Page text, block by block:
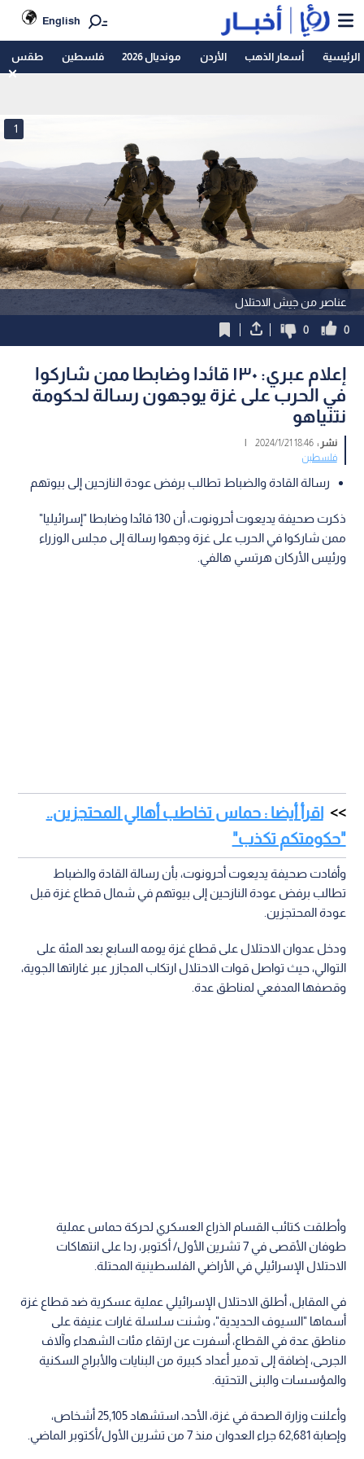
English
الرئيسية أسعار الذهب الأردن مونديال 2026 فلسطين طقس
عناصر من جيش الاحتلال
1
0
0
إعلام عبري: ١٣٠ قائدا وضابطا ممن شاركوا
في الحرب على غزة يوجهون رسالة لحكومة
نتنياهو
نشر :18:46 2024/1/21
|
فلسطين
رسالة القادة والضباط تطالب برفض عودة النازحين إلى بيوتهم
ذكرت صحيفة يديعوت أحرونوت، أن 130 قائدا وضابطا "إسرائيليا"
ممن شاركوا في الحرب على غزة وجهوا رسالة إلى مجلس الوزراء
ورئيس الأركان هرتسي هالفي.
اقرأ أيضا : حماس تخاطب أهالي المحتجزين..
"حكومتكم تكذب"
وأفادت صحيفة يديعوت أحرونوت، بأن رسالة القادة والضباط
تطالب برفض عودة النازحين إلى بيوتهم في شمال قطاع غزة قبل
عودة المحتجزين.
ودخل عدوان الاحتلال على قطاع غزة يومه السابع بعد المئة على
التوالي، حيث تواصل قوات الاحتلال ارتكاب المجازر عبر غاراتها الجوية،
وقصفها المدفعي لمناطق عدة.
وأطلقت كتائب القسام الذراع العسكري لحركة حماس عملية
طوفان الأقصى في 7 تشرين الأول/ أكتوبر، ردا على انتهاكات
الاحتلال الإسرائيلي في الأراضي الفلسطينية المحتلة.
في المقابل، أطلق الاحتلال الإسرائيلي عملية عسكرية ضد قطاع غزة
أسماها "السيوف الحديدية"، وشنت سلسلة غارات عنيفة على
مناطق عدة في القطاع، أسفرت عن ارتقاء مئات الشهداء وآلاف
الجرحى، إضافة إلى تدمير أعداد كبيرة من البنايات والأبراج السكنية
والمؤسسات والبنى التحتية.
وأعلنت وزارة الصحة في غزة، الأحد، استشهاد 25,105 أشخاص،
وإصابة 62,681 جراء العدوان منذ 7 من تشرين الأول/أكتوبر الماضي.